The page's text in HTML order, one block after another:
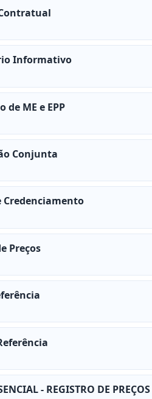
Informativo
de ME e EPP
Conjunta
Credenciamento
Preços
- REGISTRO DE